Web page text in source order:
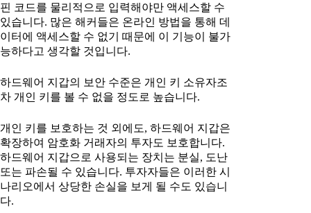
핀 코드를 물리적으로 입력해야만 액세스할 수
있습니다. 많은 해커들은 온라인 방법을 통해 데
이터에 액세스할 수 없기 때문에 이 기능이 불가
능하다고 생각할 것입니다.
하드웨어 지갑의 보안 수준은 개인 키 소유자조
차 개인 키를 볼 수 없을 정도로 높습니다.
개인 키를 보호하는 것 외에도, 하드웨어 지갑은
확장하여 암호화 거래자의 투자도 보호합니다.
하드웨어 지갑으로 사용되는 장치는 분실, 도난
또는 파손될 수 있습니다. 투자자들은 이러한 시
나리오에서 상당한 손실을 보게 될 수도 있습니
다.